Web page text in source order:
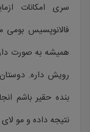
سری امکانات
فالانوپسیس
همیشه به صورت
رویش داره.
بنده حقیر باشم
نتیجه داده و مو